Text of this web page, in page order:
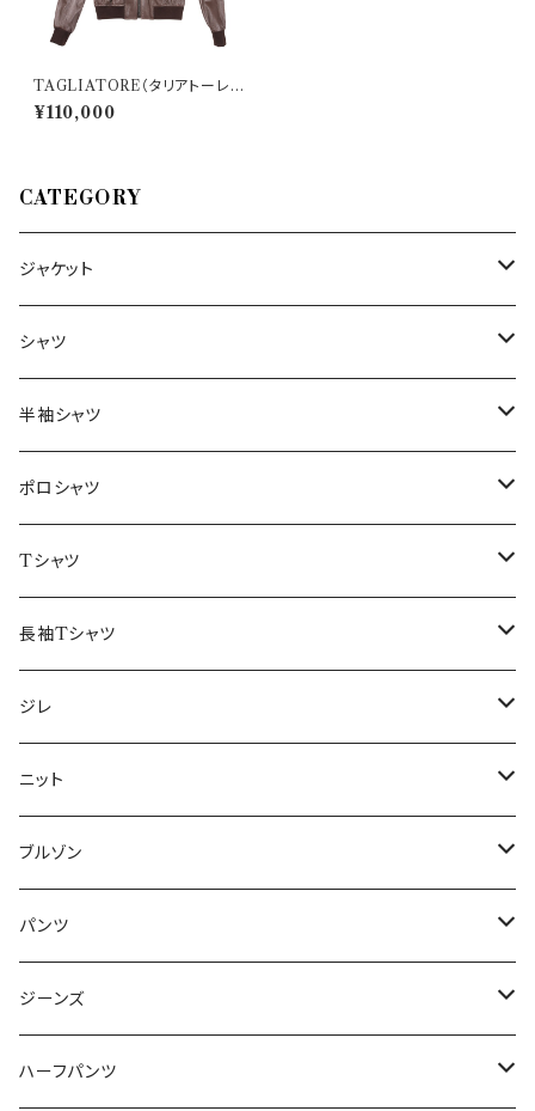
TAGLIATORE（タリアトーレ）
ブルゾン COLBY-T 29881
¥110,000
CATEGORY
ジャケット
～44/S
46/M
48/L
50/XL～
シャツ
～44/S
46/M
48/L
50/XL～
半袖シャツ
～44/S
46/M
48/L
50/XL～
ポロシャツ
～44/S
46/M
48/L
50/XL～
Tシャツ
～44/S
46/M
48/L
50/XL～
長袖Tシャツ
～44/S
46/M
48/L
50/XL～
ジレ
～44/S
46/M
48/L
50/XL～
ニット
～44/S
46/M
48/L
50/XL～
ブルゾン
～44/S
46/M
48/L
パンツ
～44/S
46/M
ジーンズ
～44/S
ハーフパンツ